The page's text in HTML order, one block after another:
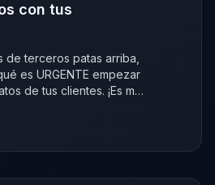
con tus
de terceros patas arriba,
es URGENTE empezar
de tus clientes. ¡Es más